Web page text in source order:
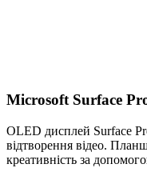
Microsoft Surface
OLED дисплей Surface
відтворення відео.
креативність за